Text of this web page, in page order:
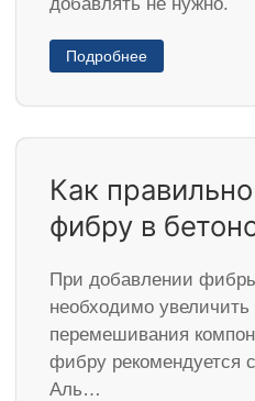
Подробнее
Как
фибру в
При добавлении
необходимо увеличить
перемешивания
фибру рекомендуется
Аль…